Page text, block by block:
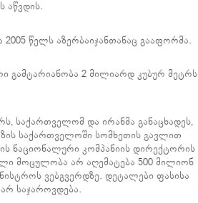
აწვდის.
2005 წელს აზერბაიჯანთანაც გააფორმა.
გამტარიანობა 2 მილიარდ კუბურ მეტრს
საქართველომ და ირანმა განაცხადეს,
საქართველოში სომხეთის გავლით
ნაციონალური კომპანიის დირექტორის
მოცულობა არ აღემატება 500 მილიონ
ვებგვერდზე. დეტალები ფასისა
საჯაროვდება.